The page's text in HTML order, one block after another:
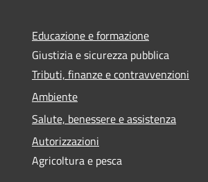
Educazione e formazione
Giustizia e sicurezza pubblica
Tributi, finanze e contravvenzioni
Ambiente
Salute, benessere e assistenza
Autorizzazioni
Agricoltura e pesca